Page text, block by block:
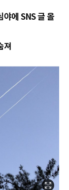
에 SNS 글 올
져